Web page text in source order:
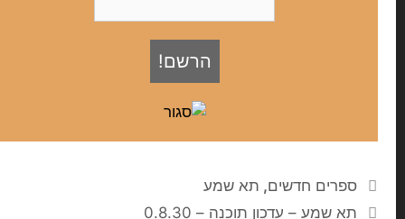
ספרים חדשים,תא שמע
תא שמע – עדכון תוכנה – 0.8.30